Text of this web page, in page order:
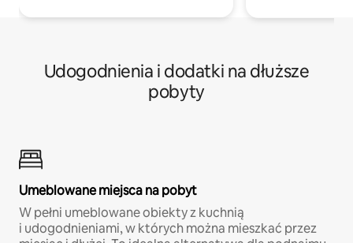
Udogodnienia i dodatki na dłuższe
pobyty
Umeblowane miejsca na pobyt
W pełni umeblowane obiekty z kuchnią
i udogodnieniami, w których można mieszkać przez